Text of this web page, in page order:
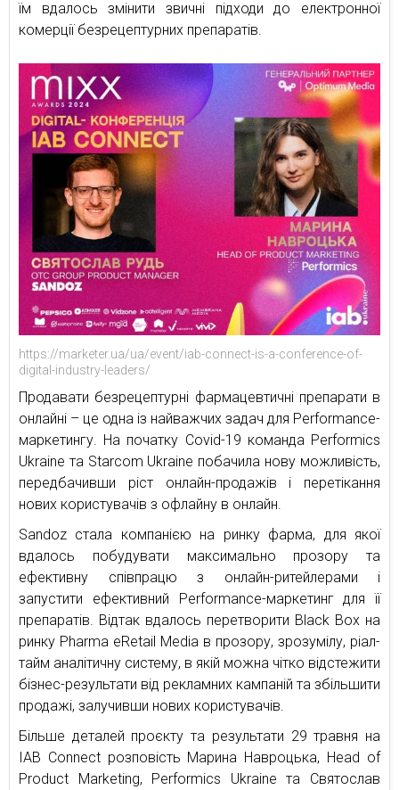
їм вдалось змінити звичні підходи до електронної
комерції безрецептурних препаратів.
https://marketer.ua/ua/event/iab-connect-is-a-conference-of-
digital-industry-leaders/
Продавати безрецептурні фармацевтичні препарати в
онлайні – це одна із найважчих задач для Performance-
маркетингу. На початку Covid-19 команда Performics
Ukraine та Starcom Ukraine побачила нову можливість,
передбачивши ріст онлайн-продажів і перетікання
нових користувачів з офлайну в онлайн.
Sandoz стала компанією на ринку фарма, для якої
вдалось побудувати максимально прозору та
ефективну співпрацю з онлайн-ритейлерами і
запустити ефективний Performance-маркетинг для її
препаратів. Відтак вдалось перетворити Black Box на
ринку Pharma eRetail Media в прозору, зрозумілу, ріал-
тайм аналітичну систему, в якій можна чітко відстежити
бізнес-результати від рекламних кампаній та збільшити
продажі, залучивши нових користувачів.
Більше деталей проєкту та результати 29 травня на
IAB Connect розповість Марина Навроцька, Head of
Product Marketing, Performics Ukraine та Святослав